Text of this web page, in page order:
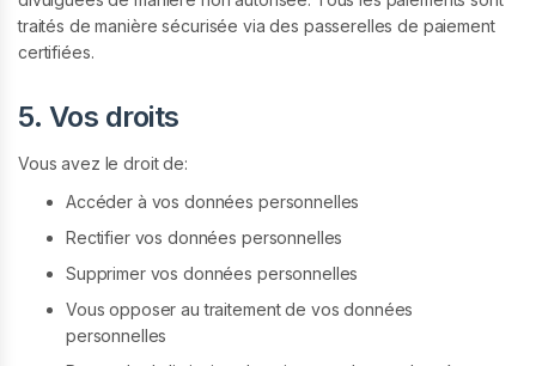
traités de manière sécurisée via des passerelles de paiement
certifiées.
5. Vos droits
Vous avez le droit de:
Accéder à vos données personnelles
Rectifier vos données personnelles
Supprimer vos données personnelles
Vous opposer au traitement de vos données
personnelles